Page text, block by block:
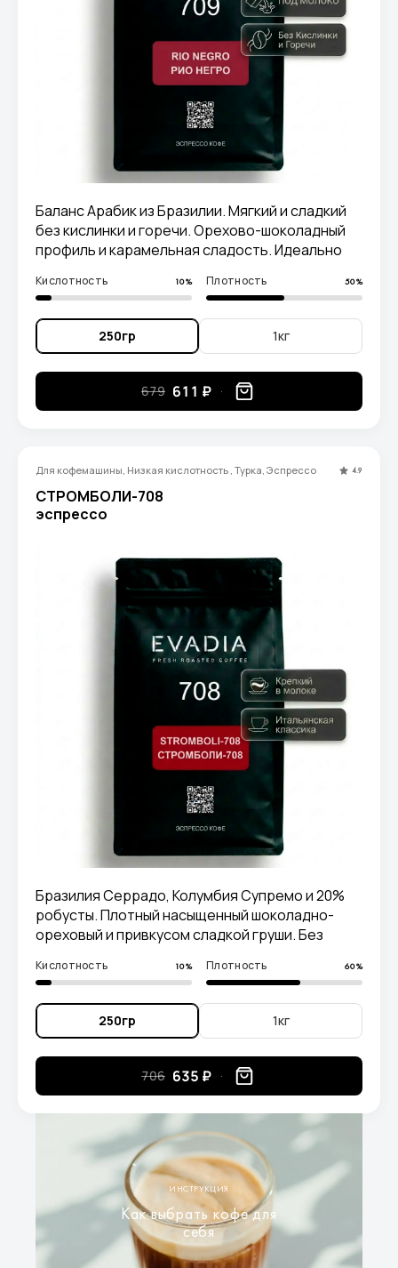
Баланс Арабик из Бразилии. Мягкий и сладкий
без кислинки и горечи. Орехово-шоколадный
профиль и карамельная сладость. Идеально
Кислотность 10% Плотность 50%
250гр 1кг
679 611 ₽
Для кофемашины, Низкая кислотность , Турка, Эспрессо 4.9
СТРОМБОЛИ-708
эспрессо
Бразилия Серрадо, Колумбия Супремо и 20%
робусты. Плотный насыщенный шоколадно-
ореховый и привкусом сладкой груши. Без
Кислотность 10% Плотность 60%
250гр 1кг
706 635 ₽
ИНСТРУКЦИЯ
Как выбрать кофе для
себя